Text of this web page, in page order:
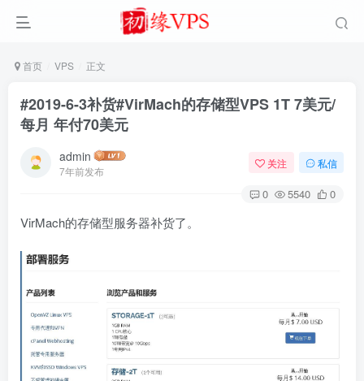
首页 VPS 正文
#2019-6-3补货#VirMach的存储型VPS 1T 7美元/
每月 年付70美元
admin
7年前发布
关注 私信
0 5540 0
VirMach的存储型服务器补货了。